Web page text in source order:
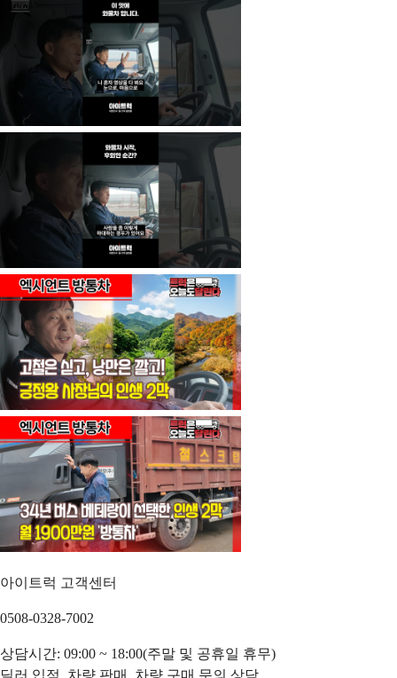
아이트럭 고객센터
0508-0328-7002
상담시간: 09:00 ~ 18:00(주말 및 공휴일 휴무)
딜러 입점, 차량 판매, 차량 구매 문의 상담